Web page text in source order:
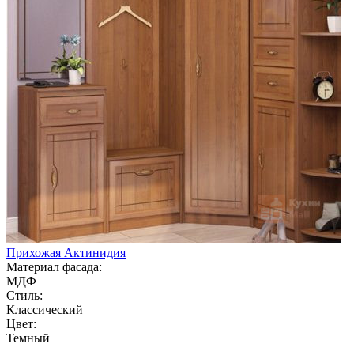
Прихожая Актинидия
Материал фасада:
МДФ
Стиль:
Классический
Цвет:
Темный